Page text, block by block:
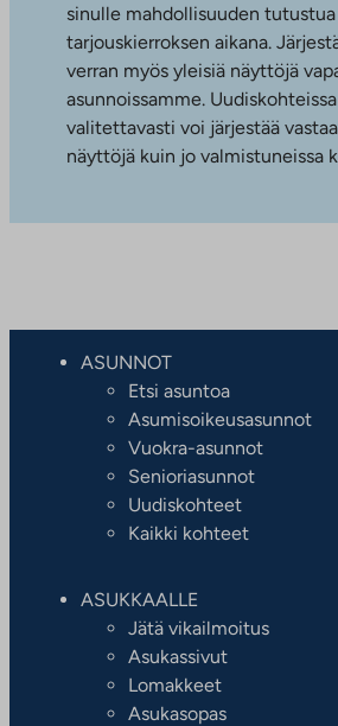
sinulle mahdollisuuden
tarjouskierroksen aikana.
verran myös yleisiä näyttöjä
asunnoissamme.
valitettavasti voi järjestää
näyttöjä kuin jo valmistuneissa
ASUNNOT
Etsi asuntoa
Asumisoikeusasunnot
Vuokra-asunnot
Senioriasunnot
Uudiskohteet
Kaikki kohteet
ASUKKAALLE
Jätä vikailmoitus
Asukassivut
Lomakkeet
Asukasopas